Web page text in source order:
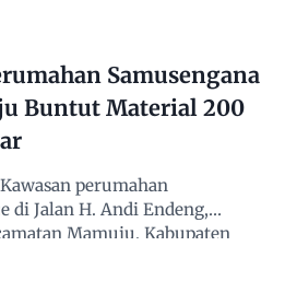
Samusengana
Buntut Material 200
perumahan
di Jalan H. Andi Endeng,
Mamuju, Kabupaten